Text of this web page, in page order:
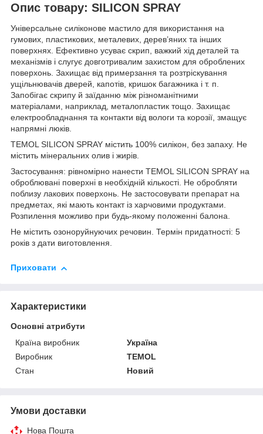
Опис товару: SILICON SPRAY
Універсальне силіконове мастило для використання на
гумових, пластикових, металевих, дерев’яних та інших
поверхнях. Ефективно усуває скрип, важкий хід деталей та
механізмів і слугує довготривалим захистом для оброблених
поверхонь. Захищає від примерзання та розтріскування
ущільнювачів дверей, капотів, кришок багажника і т. п.
Запобігає скрипу й заїданню між різноманітними
матеріалами, наприклад, металопластик тощо. Захищає
електрообладнання та контакти від вологи та корозії, змащує
напрямні люків.
TEMOL SILICON SPRAY містить 100% силікон, без запаху. Не
містить мінеральних олив і жирів.
Застосування: рівномірно нанести TEMOL SILICON SPRAY на
оброблювані поверхні в необхідній кількості. Не обробляти
поблизу лакових поверхонь. Не застосовувати препарат на
предметах, які мають контакт із харчовими продуктами.
Розпилення можливо при будь-якому положенні балона.
Не містить озоноруйнуючих речовин. Термін придатності: 5
років з дати виготовлення.
Приховати
Характеристики
Основні атрибути
Країна виробник
Україна
Виробник
TEMOL
Стан
Новий
Умови доставки
Нова Пошта